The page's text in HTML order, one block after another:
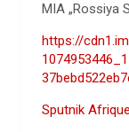
MIA „Rossiya
https://
Sputnik Afrique